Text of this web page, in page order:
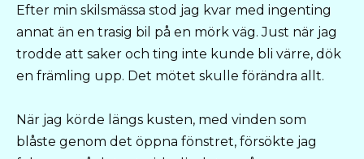
Efter min skilsmässa stod jag kvar med ingenting
annat än en trasig bil på en mörk väg. Just när jag
trodde att saker och ting inte kunde bli värre, dök
en främling upp. Det mötet skulle förändra allt.
När jag körde längs kusten, med vinden som
blåste genom det öppna fönstret, försökte jag